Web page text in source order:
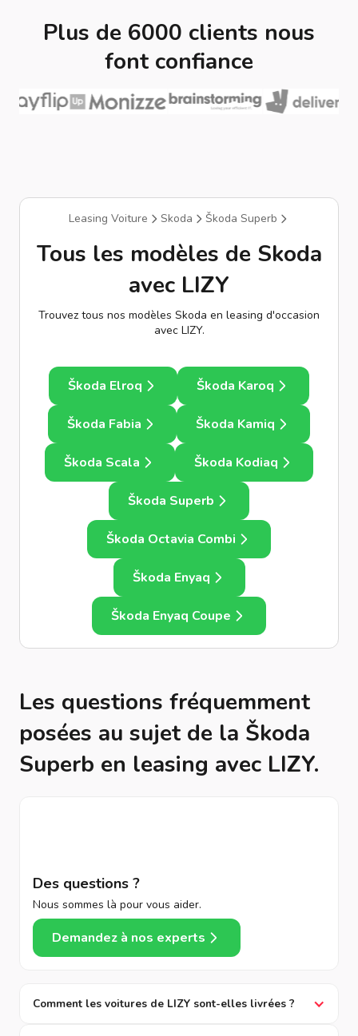
Plus de 6000 clients nous
font confiance
Leasing Voiture Skoda Škoda Superb
Tous les modèles de Skoda
avec LIZY
Trouvez tous nos modèles Skoda en leasing d'occasion
avec LIZY.
Škoda Elroq Škoda Karoq
Škoda Fabia Škoda Kamiq
Škoda Scala Škoda Kodiaq
Škoda Superb
Škoda Octavia Combi
Škoda Enyaq
Škoda Enyaq Coupe
Les questions fréquemment
posées au sujet de la Škoda
Superb en leasing avec LIZY.
Des questions ?
Nous sommes là pour vous aider.
Demandez à nos experts
Comment les voitures de LIZY sont-elles livrées ?